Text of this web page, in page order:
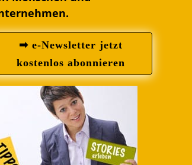
➡ e-Newsletter jetzt
kostenlos abonnieren